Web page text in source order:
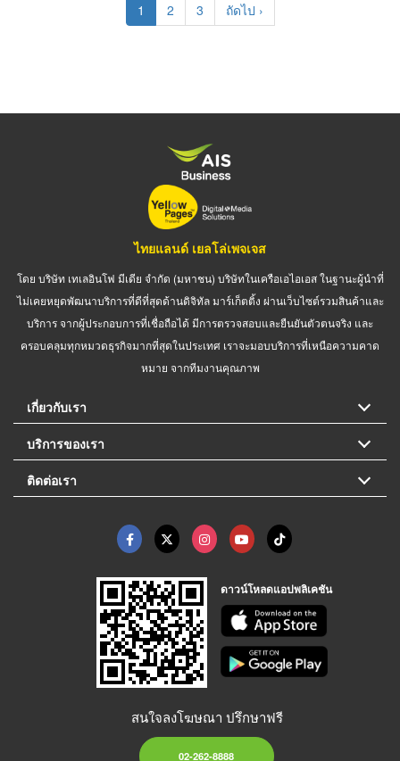
Current
page
1 Page
2 Page
3
Next
page
ถัดไป ›
ไทยแลนด์ เยลโล่เพจเจส
โดย บริษัท เทเลอินโฟ มีเดีย จำกัด (มหาชน) บริษัทในเครือเอไอเอส ในฐานะผู้นำที่
ไม่เคยหยุดพัฒนาบริการที่ดีที่สุดด้านดิจิทัล มาร์เก็ตติ้ง ผ่านเว็บไซต์รวมสินค้าและ
บริการ จากผู้ประกอบการที่เชื่อถือได้ มีการตรวจสอบและยืนยันตัวตนจริง และ
ครอบคลุมทุกหมวดธุรกิจมากที่สุดในประเทศ เราจะมอบบริการที่เหนือความคาด
หมาย จากทีมงานคุณภาพ
เกี่ยวกับเรา
บริการของเรา
ติดต่อเรา
ดาวน์โหลดแอปพลิเคชัน
สนใจลงโฆษณา ปรึกษาฟรี
02-262-8888